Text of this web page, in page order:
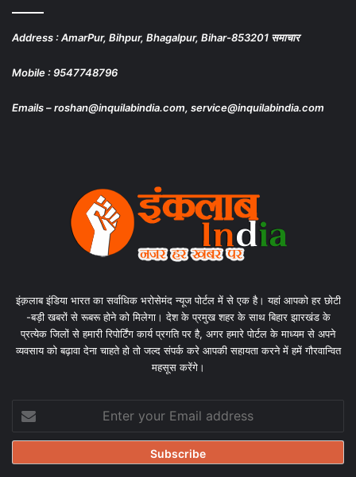
Address : AmarPur, Bihpur, Bhagalpur, Bihar-853201 समाचार
Mobile : 9547748796
Emails – roshan@inquilabindia.com, service@inquilabindia.com
इंक़लाब इंडिया भारत का सर्वाधिक भरोसेमंद न्यूज पोर्टल में से एक है। यहां आपको हर छोटी
-बड़ी खबरों से रूबरू होने को मिलेगा। देश के प्रमुख शहर के साथ बिहार झारखंड के
प्रत्येक जिलों से हमारी रिपोर्टिंग कार्य प्रगति पर है, अगर हमारे पोर्टल के माध्यम से अपने
व्यवसाय को बढ़ावा देना चाहते हो तो जल्द संपर्क करे आपकी सहायता करने में हमें गौरवान्वित
महसूस करेंगे।
your
Email